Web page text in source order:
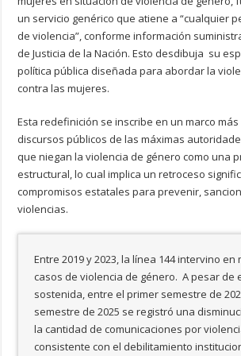
un servicio genérico que atiene a “cualquier
de violencia”, conforme información
de Justicia de la Nación. Esto desdibuja su
política pública diseñada para abordar la
contra las mujeres.
Esta redefinición se inscribe en un marco más
discursos públicos de las máximas
que niegan la violencia de género como una
estructural, lo cual implica un retroceso
compromisos estatales para prevenir,
violencias.
Entre 2019 y 2023, la línea 144 intervino en
casos de violencia de género. A pesar de
sostenida, entre el primer semestre de
semestre de 2025 se registró una
la cantidad de comunicaciones por
consistente con el debilitamiento